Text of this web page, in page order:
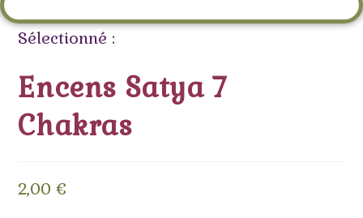
Sélectionné :
Encens Satya 7
Chakras
2,00€